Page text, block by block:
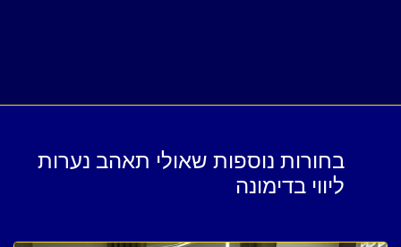
בחורות נוספות שאולי תאהב נערות
ליווי בדימונה